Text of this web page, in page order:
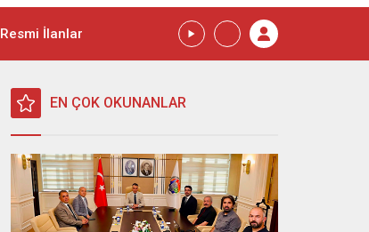
Resmi İlanlar
EN ÇOK OKUNANLAR